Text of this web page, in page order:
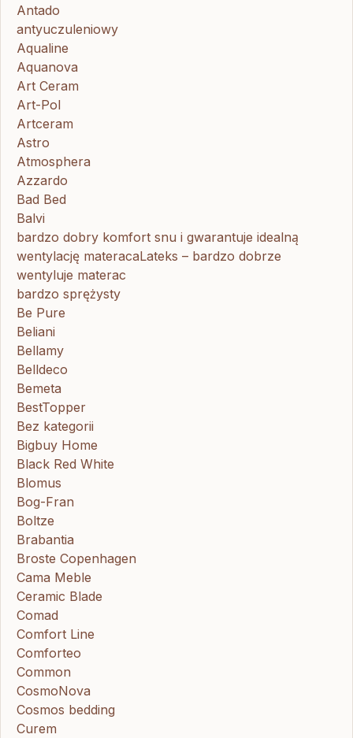
Antado
antyuczuleniowy
Aqualine
Aquanova
Art Ceram
Art-Pol
Artceram
Astro
Atmosphera
Azzardo
Bad Bed
Balvi
bardzo dobry komfort snu i gwarantuje idealną
wentylację materacaLateks – bardzo dobrze
wentyluje materac
bardzo sprężysty
Be Pure
Beliani
Bellamy
Belldeco
Bemeta
BestTopper
Bez kategorii
Bigbuy Home
Black Red White
Blomus
Bog-Fran
Boltze
Brabantia
Broste Copenhagen
Cama Meble
Ceramic Blade
Comad
Comfort Line
Comforteo
Common
CosmoNova
Cosmos bedding
Curem